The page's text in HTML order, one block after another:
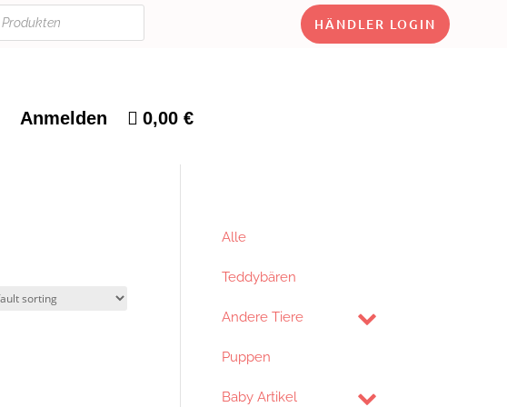
HÄNDLER LOGIN
Anmelden 0,00 €
Alle
Teddybären
Andere Tiere
Puppen
Baby Artikel